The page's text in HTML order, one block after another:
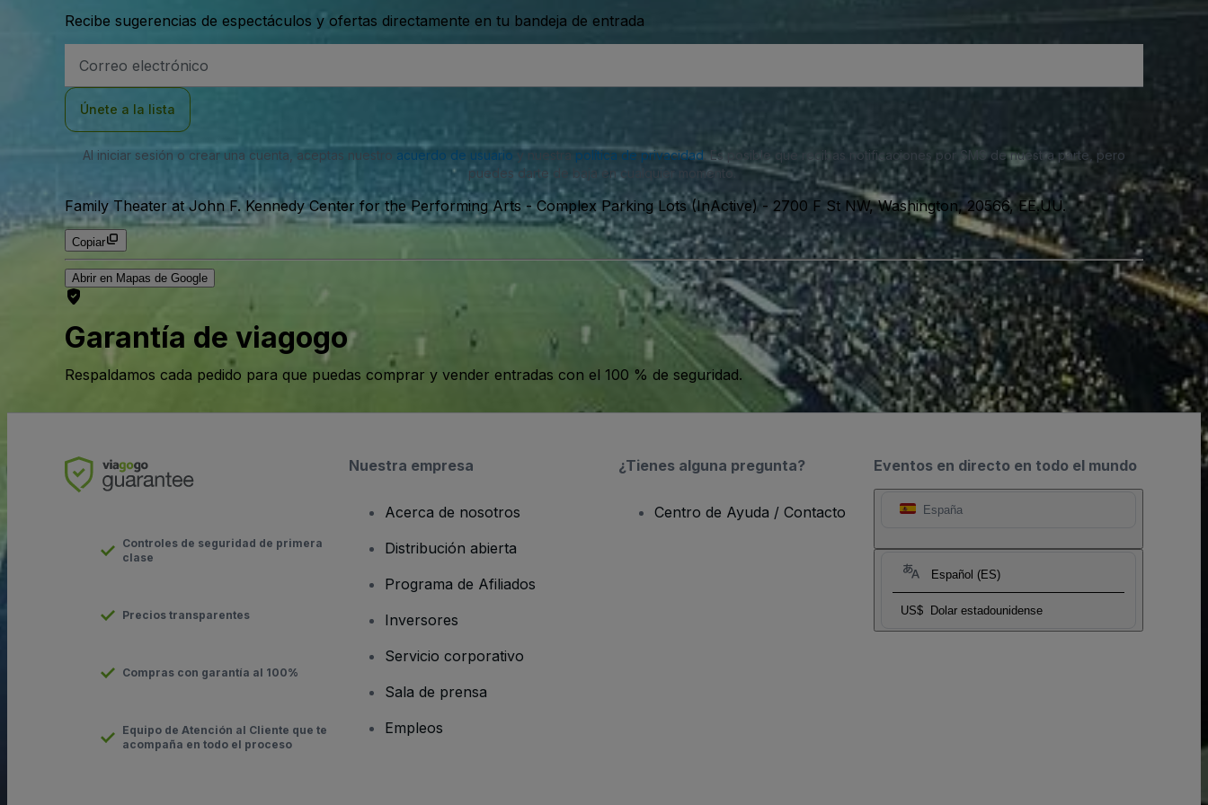
Recibe sugerencias de espectáculos y ofertas directamente en tu bandeja de entrada
de
Únete a la lista
Al iniciar sesión o crear una cuenta, aceptas nuestro acuerdo de usuario y nuestra política de privacidad. Es posible que recibas notificaciones por SMS de nuestra parte, pero
puedes darte de baja en cualquier momento.
Family Theater at John F. Kennedy Center for the Performing Arts - Complex Parking Lots (InActive) - 2700 F St NW, Washington, 20566, EE.UU.
Copiar
Abrir en Mapas de Google
Garantía de viagogo
Respaldamos cada pedido para que puedas comprar y vender entradas con el 100 % de seguridad.
Eventos en directo en todo el mundo
España
Español (ES)
US$ Dolar estadounidense
Controles de seguridad de primera
clase
Precios transparentes
Compras con garantía al 100%
Equipo de Atención al Cliente que te
acompaña en todo el proceso
Nuestra empresa
Acerca de nosotros
Distribución abierta
Programa de Afiliados
Inversores
Servicio corporativo
Sala de prensa
Empleos
¿Tienes alguna pregunta?
Centro de Ayuda / Contacto